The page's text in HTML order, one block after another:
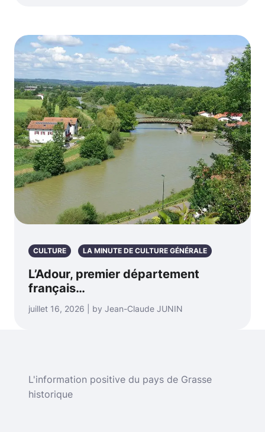
CULTURE LA MINUTE DE CULTURE GÉNÉRALE
L’Adour, premier département
français…
juillet 16, 2026 | by Jean-Claude JUNIN
L'information positive du pays de Grasse
historique